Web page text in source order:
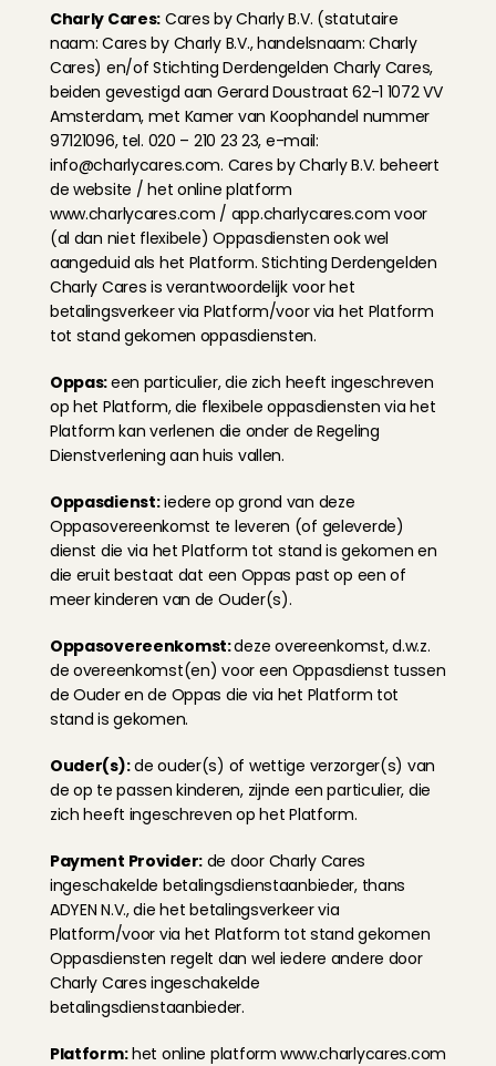
Charly Cares: Cares by Charly B.V. (statutaire
naam: Cares by Charly B.V., handelsnaam: Charly
Cares) en/of Stichting Derdengelden Charly Cares,
beiden gevestigd aan Gerard Doustraat 62-1 1072 VV
Amsterdam, met Kamer van Koophandel nummer
info@charlycares.com. Cares by Charly B.V. beheert
www.charlycares.com / app.charlycares.com voor
(al dan niet flexibele) Oppasdiensten ook wel
aangeduid als het Platform. Stichting Derdengelden
Charly Cares is verantwoordelijk voor het
betalingsverkeer via Platform/voor via het Platform
tot stand gekomen oppasdiensten.
Oppas: een particulier, die zich heeft ingeschreven
op het Platform, die flexibele oppasdiensten via het
Platform kan verlenen die onder de Regeling
Dienstverlening aan huis vallen.
Oppasdienst: iedere op grond van deze
Oppasovereenkomst te leveren (of geleverde)
dienst die via het Platform tot stand is gekomen en
die eruit bestaat dat een Oppas past op een of
meer kinderen van de Ouder(s).
Oppasovereenkomst: deze overeenkomst, d.w.z.
de overeenkomst(en) voor een Oppasdienst tussen
de Ouder en de Oppas die via het Platform tot
stand is gekomen.
Ouder(s): de ouder(s) of wettige verzorger(s) van
de op te passen kinderen, zijnde een particulier, die
zich heeft ingeschreven op het Platform.
Payment Provider: de door Charly Cares
ingeschakelde betalingsdienstaanbieder, thans
ADYEN N.V., die het betalingsverkeer via
Platform/voor via het Platform tot stand gekomen
Oppasdiensten regelt dan wel iedere andere door
Charly Cares ingeschakelde
betalingsdienstaanbieder.
Platform: het online platform www.charlycares.com